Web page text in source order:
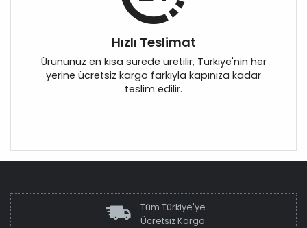
Hızlı Teslimat
Ürününüz en kısa sürede üretilir, Türkiye'nin her
yerine ücretsiz kargo farkıyla kapınıza kadar
teslim edilir.
Tüm Türkiye'ye
Ücretsiz Kargo